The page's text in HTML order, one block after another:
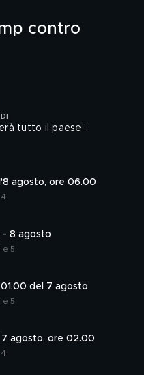
contro
tutto il paese".
agosto, ore 06.00
- 8 agosto
5
del 7 agosto
5
agosto, ore 02.00